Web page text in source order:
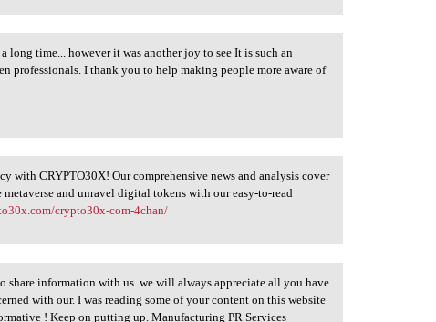
long time... however it was another joy to see It is such an
professionals. I thank you to help making people more aware of
with CRYPTO30X! Our comprehensive news and analysis cover
and unravel digital tokens with our easy-to-read
crypto30x-com-4chan/
share information with us. we will always appreciate all you have
with our. I was reading some of your content on this website
! Keep on putting up. Manufacturing PR Services